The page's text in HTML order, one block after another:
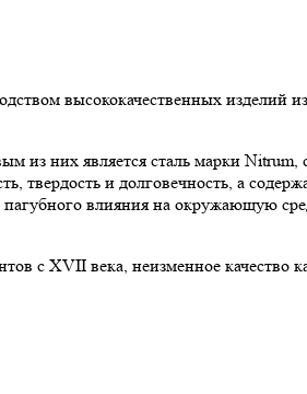
высококачественных изделий
них является сталь марки Nitrum,
твердость и долговечность, а
влияния на окружающую
с XVII века, неизменное качество